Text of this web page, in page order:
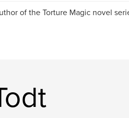
of the Torture Magic novel